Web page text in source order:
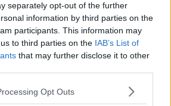
separately opt-out of the further
information by third parties on the
participants. This information may
to third parties on the IAB’s List of
that may further disclose it to other
app uses one or more Google
Opt Outs
Frisyrer För Män Som Aldrig Blir